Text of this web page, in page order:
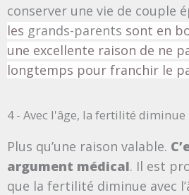
conserver une vie de couple
les grands-parents sont en
une excellente raison de ne
longtemps pour franchir le
4 - Avec l'âge, la fertilité diminue
Plus qu’une raison valable.
argument médical. Il est
que la fertilité diminue avec